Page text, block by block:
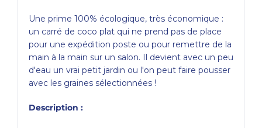
Une prime 100% écologique, très économique :
un carré de coco plat qui ne prend pas de place
pour une expédition poste ou pour remettre de la
main à la main sur un salon. Il devient avec un peu
d'eau un vrai petit jardin ou l'on peut faire pousser
avec les graines sélectionnées !
Description :